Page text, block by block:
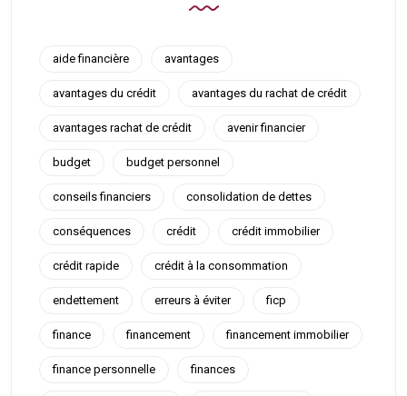
aide financière avantages
avantages du crédit avantages du rachat de crédit
avantages rachat de crédit avenir financier
budget budget personnel
conseils financiers consolidation de dettes
conséquences crédit crédit immobilier
crédit rapide crédit à la consommation
endettement erreurs à éviter ficp
finance financement financement immobilier
finance personnelle finances